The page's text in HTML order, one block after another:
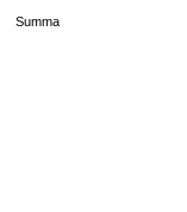
Summa